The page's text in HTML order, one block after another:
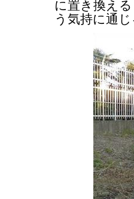
に置き換え
う気持に通